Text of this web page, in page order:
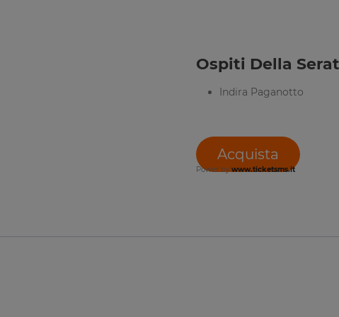
Ospiti Della
Indira Paganotto
Acquista
Power by www.ticketsms.it